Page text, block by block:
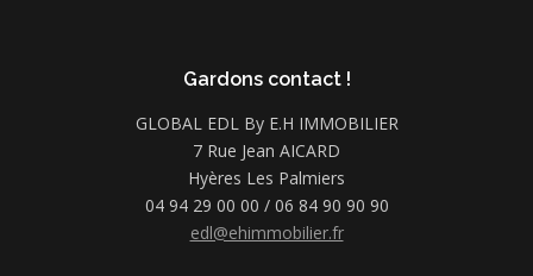
Gardons contact !
GLOBAL EDL By E.H IMMOBILIER
7 Rue Jean AICARD
Hyères Les Palmiers
04 94 29 00 00 / 06 84 90 90 90
edl@ehimmobilier.fr